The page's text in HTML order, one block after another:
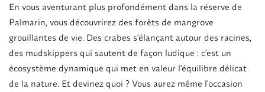
En vous aventurant plus profondément dans la réserve de
Palmarin, vous découvrirez des forêts de mangrove
grouillantes de vie. Des crabes s'élançant autour des racines,
des mudskippers qui sautent de façon ludique : c'est un
écosystème dynamique qui met en valeur l'équilibre délicat
de la nature. Et devinez quoi ? Vous aurez même l'occasion